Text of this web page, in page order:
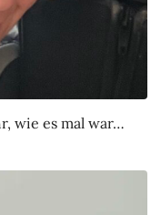
wie es mal war…